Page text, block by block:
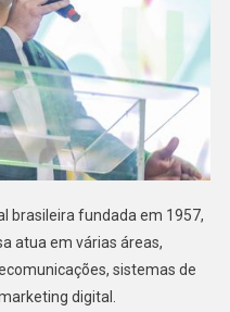
brasileira fundada em 1957,
atua em várias áreas,
sistemas de
digital.